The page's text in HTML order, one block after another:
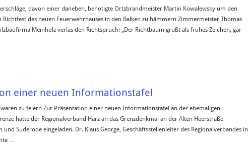
davon einer daneben, benötigte Ortsbrandmeister Martin Kowalewsky um den
Richtfest des neuen Feuerwehrhauses in den Balken zu hämmern Zimmermeister Thomas
Meinholz verlas den Richtspruch: „Der Richtbaum grüßt als frohes Zeichen, gar
einer neuen Informationstafel
waren zu feiern Zur Präsentation einer neuen Informationstafel an der ehemaligen
hatte der Regionalverband Harz an das Grenzdenkmal an der Alten Heerstraße
und Suderode eingeladen. Dr. Klaus George, Geschäftsstellenleiter des Regionalverbandes in
…